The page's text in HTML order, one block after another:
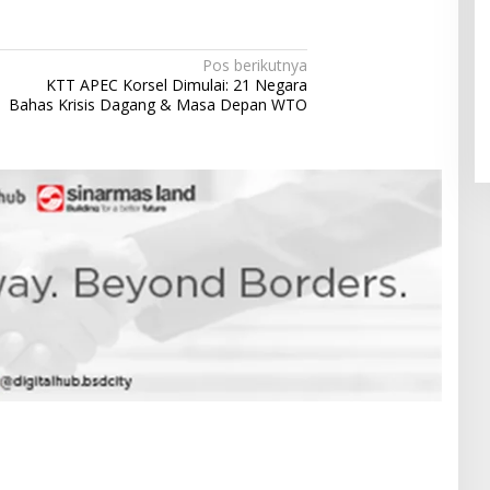
Pos berikutnya
KTT APEC Korsel Dimulai: 21 Negara
Bahas Krisis Dagang & Masa Depan WTO
Pendaftaran Istana Dibuka,
Warga Berebut Kuota
Di Daerah, Nasional |